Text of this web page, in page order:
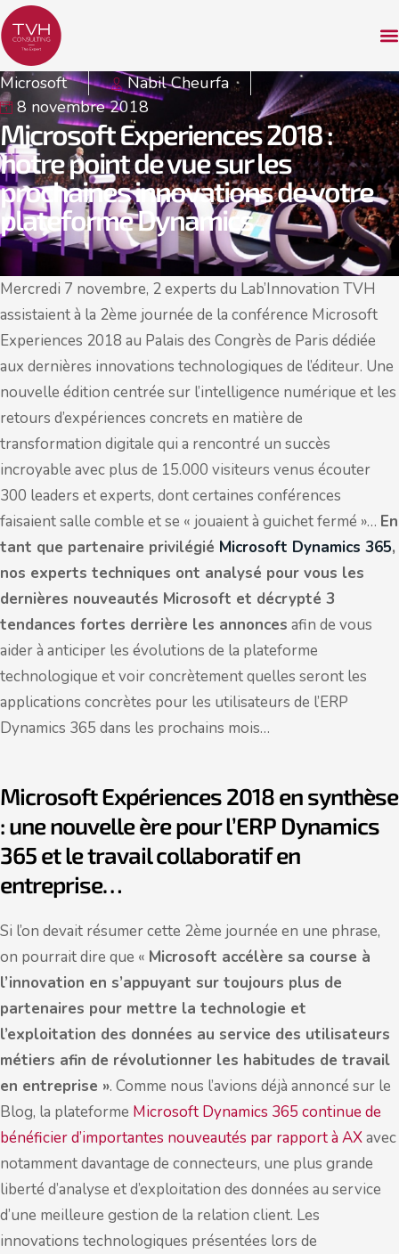
Microsoft
Nabil Cheurfa
8 novembre 2018
Microsoft Experiences 2018 :
notre point de vue sur les
prochaines innovations de votre
plateforme Dynamics
Mercredi 7 novembre, 2 experts du Lab’Innovation TVH
assistaient à la 2ème journée de la conférence Microsoft
Experiences 2018 au Palais des Congrès de Paris dédiée
aux dernières innovations technologiques de l’éditeur. Une
nouvelle édition centrée sur l’intelligence numérique et les
retours d’expériences concrets en matière de
transformation digitale qui a rencontré un succès
incroyable avec plus de 15.000 visiteurs venus écouter
300 leaders et experts, dont certaines conférences
faisaient salle comble et se « jouaient à guichet fermé »… En
tant que partenaire privilégié Microsoft Dynamics 365,
nos experts techniques ont analysé pour vous les
dernières nouveautés Microsoft et décrypté 3
tendances fortes derrière les annonces afin de vous
aider à anticiper les évolutions de la plateforme
technologique et voir concrètement quelles seront les
applications concrètes pour les utilisateurs de l’ERP
Dynamics 365 dans les prochains mois…
Microsoft Expériences 2018 en synthèse
: une nouvelle ère pour l’ERP Dynamics
365 et le travail collaboratif en
entreprise…
Si l’on devait résumer cette 2ème journée en une phrase,
on pourrait dire que « Microsoft accélère sa course à
l’innovation en s’appuyant sur toujours plus de
partenaires pour mettre la technologie et
l’exploitation des données au service des utilisateurs
métiers afin de révolutionner les habitudes de travail
en entreprise ». Comme nous l’avions déjà annoncé sur le
Blog, la plateforme Microsoft Dynamics 365 continue de
bénéficier d’importantes nouveautés par rapport à AXavec
notamment davantage de connecteurs, une plus grande
liberté d’analyse et d’exploitation des données au service
d’une meilleure gestion de la relation client. Les
innovations technologiques présentées lors de